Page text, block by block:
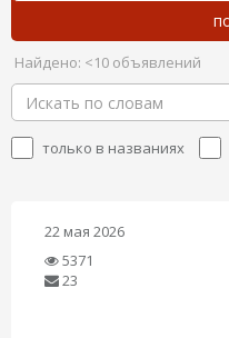
Найдено: <10 объявлений
только в названиях
22 мая 2026
5371
23